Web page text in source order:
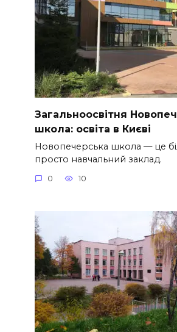
Загальноосвітня
школа: освіта в Києві
Новопечерська школа — це
просто навчальний заклад.
0 10